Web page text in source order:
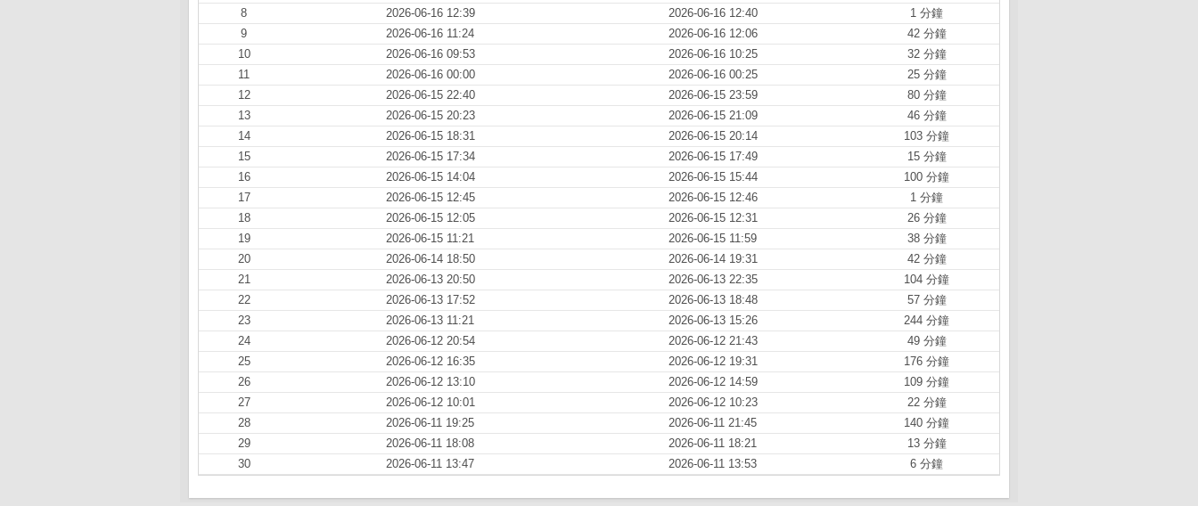
8
2026-06-16 12:39 2026-06-16 12:40
1 分鐘
9
2026-06-16 11:24 2026-06-16 12:06
42 分鐘
10
2026-06-16 09:53 2026-06-16 10:25
32 分鐘
11
2026-06-16 00:00 2026-06-16 00:25
25 分鐘
12
2026-06-15 22:40 2026-06-15 23:59
80 分鐘
13
2026-06-15 20:23 2026-06-15 21:09
46 分鐘
14
2026-06-15 18:31 2026-06-15 20:14
103 分鐘
15
2026-06-15 17:34 2026-06-15 17:49
15 分鐘
16
2026-06-15 14:04 2026-06-15 15:44
100 分鐘
17
2026-06-15 12:45 2026-06-15 12:46
1 分鐘
18
2026-06-15 12:05 2026-06-15 12:31
26 分鐘
19
2026-06-15 11:21 2026-06-15 11:59
38 分鐘
20
2026-06-14 18:50 2026-06-14 19:31
42 分鐘
21
2026-06-13 20:50 2026-06-13 22:35
104 分鐘
22
2026-06-13 17:52 2026-06-13 18:48
57 分鐘
23
2026-06-13 11:21 2026-06-13 15:26
244 分鐘
24
2026-06-12 20:54 2026-06-12 21:43
49 分鐘
25
2026-06-12 16:35 2026-06-12 19:31
176 分鐘
26
2026-06-12 13:10 2026-06-12 14:59
109 分鐘
27
2026-06-12 10:01 2026-06-12 10:23
22 分鐘
28
2026-06-11 19:25 2026-06-11 21:45
140 分鐘
29
2026-06-11 18:08 2026-06-11 18:21
13 分鐘
30
2026-06-11 13:47 2026-06-11 13:53 6 分鐘